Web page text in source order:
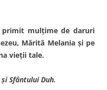
mulţime de daruri
Mărită Melania şi pe
vie­ţii tale.
Sfântului Duh.